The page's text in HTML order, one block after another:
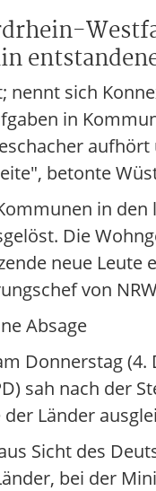
nennt sich
in
betonte
in den
Die
neue
von
Absage
Donnerstag (4.
sah nach der
Länder
Sicht des
bei der